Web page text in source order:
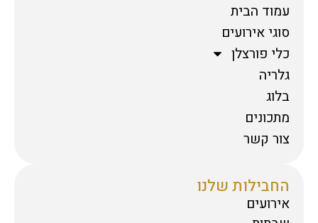
עמוד הבית
סוגי אירועים
כלי פורצלן
גלריה
בלוג
מתכונים
צור קשר
החבילות שלנו
אירועים